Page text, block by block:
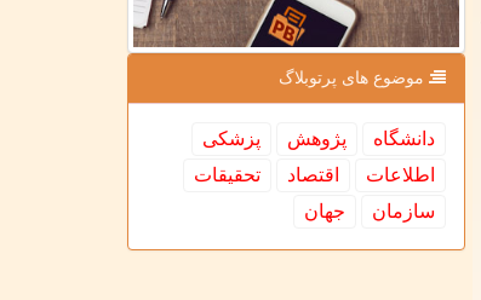
موضوع های پرتوبلاگ
دانشگاه پژوهش
پزشكی
اطلاعات
اقتصاد
تحقیقات
سازمان
جهان